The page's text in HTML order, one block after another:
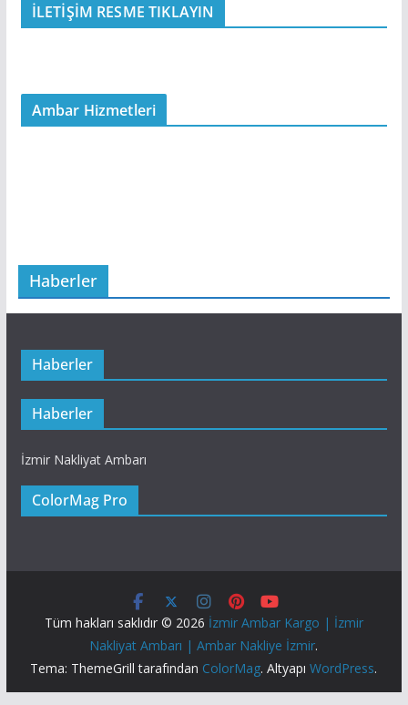
İLETİŞİM RESME TIKLAYIN
Ambar Hizmetleri
Haberler
Haberler
Haberler
İzmir Nakliyat Ambarı
ColorMag Pro
Tüm hakları saklıdır © 2026 İzmir Ambar Kargo | İzmir
Nakliyat Ambarı | Ambar Nakliye İzmir.
Tema: ThemeGrill tarafından ColorMag. AltyapıWordPress.